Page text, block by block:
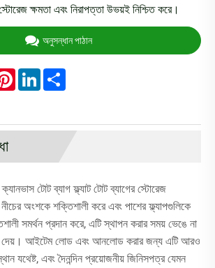
ক্ষমতা এবং নিরাপত্তা উভয়ই নিশ্চিত করে।
অনুসন্ধান পাঠান
PinterestLinkedIn
টোট ব্যাগ ফ্ল্যাট টোট ব্যাগের স্টোরেজ
অংশকে শক্তিশালী করে এবং পাশের ফ্ল্যাপগুলিকে
সমর্থন প্রদান করে, এটি স্থাপন করার সময় ভেঙে না
দেয়। আইটেম লোড এবং আনলোড করার জন্য এটি আরও
যথেষ্ট, এবং দৈনন্দিন প্রয়োজনীয় জিনিসপত্র যেমন